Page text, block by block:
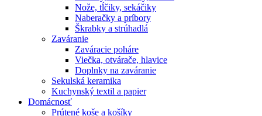
Nože, tĺčiky, sekáčiky
Naberačky a príbory
Škrabky a strúhadlá
Zaváranie
Zaváracie poháre
Viečka, otvárače, hlavice
Doplnky na zaváranie
Sekulská keramika
Kuchynský textil a papier
Domácnosť
Prútené koše a košíky